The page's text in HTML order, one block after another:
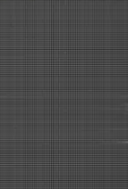
jungti prie